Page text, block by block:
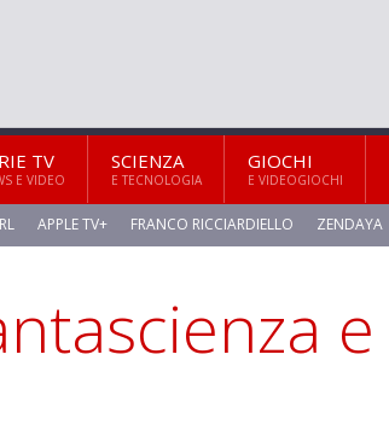
TV
E VIDEO
SCIENZA
E TECNOLOGIA
GIOCHI
E VIDEOGIOCHI
APPLE TV+ FRANCO RICCIARDIELLO ZENDAYA
e